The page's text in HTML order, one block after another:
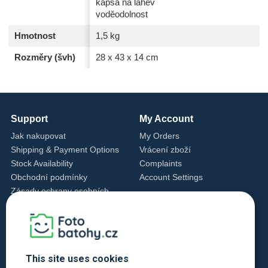
voděodolnost
Hmotnost 1,5 kg
Rozměry (švh) 28 x 43 x 14 cm
Support
Jak nakupovat
Shipping & Payment Options
Stock Availability
Obchodní podmínky
Zásady ochrany osobních
Cookie Settings
Cookie Policy
My Account
My Orders
Vrácení zboží
Complaints
Account Settings
+420 720 762 432
This site uses cookies